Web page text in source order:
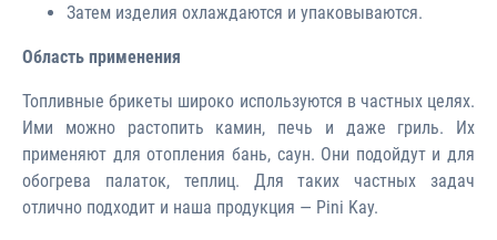
Затем изделия охлаждаются и упаковываются.
Область применения
Топливные брикеты широко используются в частных целях.
Ими можно растопить камин, печь и даже гриль. Их
применяют для отопления бань, саун. Они подойдут и для
обогрева палаток, теплиц. Для таких частных задач
отлично подходит и наша продукция — Pini Kay.